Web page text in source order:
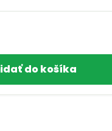
do košíka